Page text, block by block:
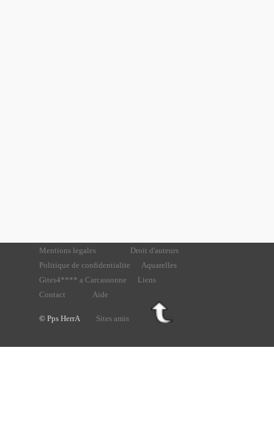
Mentions legales
Droit d'auteurs
Politique de confidentialite
Aquarelles
Gites4**** a Carcassonne
Liens
Contact
Aide
© Pps HerrA Sites amis